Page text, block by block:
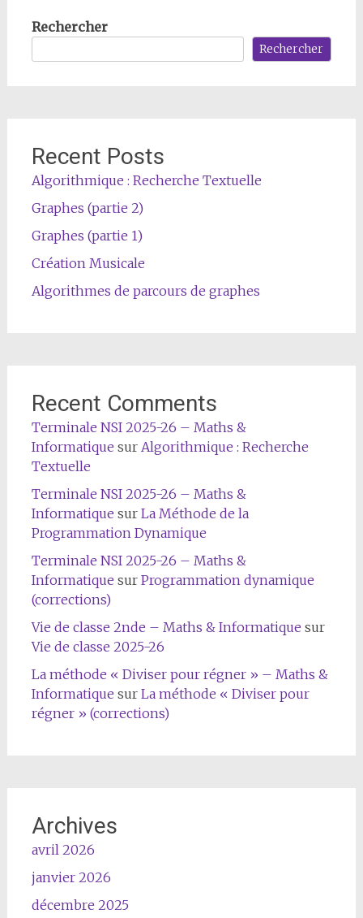
Rechercher
Rechercher
Recent Posts
Algorithmique : Recherche Textuelle
Graphes (partie 2)
Graphes (partie 1)
Création Musicale
Algorithmes de parcours de graphes
Recent Comments
Terminale NSI 2025-26 – Maths &
Informatique sur Algorithmique : Recherche
Textuelle
Terminale NSI 2025-26 – Maths &
Informatique sur La Méthode de la
Programmation Dynamique
Terminale NSI 2025-26 – Maths &
Informatique sur Programmation dynamique
(corrections)
Vie de classe 2nde – Maths & Informatique sur
Vie de classe 2025-26
La méthode « Diviser pour régner » – Maths &
Informatique sur La méthode « Diviser pour
régner » (corrections)
Archives
avril 2026
janvier 2026
décembre 2025